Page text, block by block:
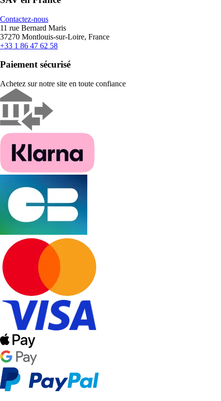
Contactez-nous
11 rue Bernard Maris
37270 Montlouis-sur-Loire, France
+33 1 86 47 62 58
Paiement sécurisé
Achetez sur notre site en toute confiance